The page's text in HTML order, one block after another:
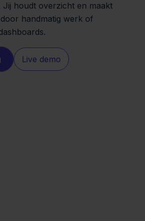
Jij houdt overzicht en maakt
handmatig werk of
Live demo